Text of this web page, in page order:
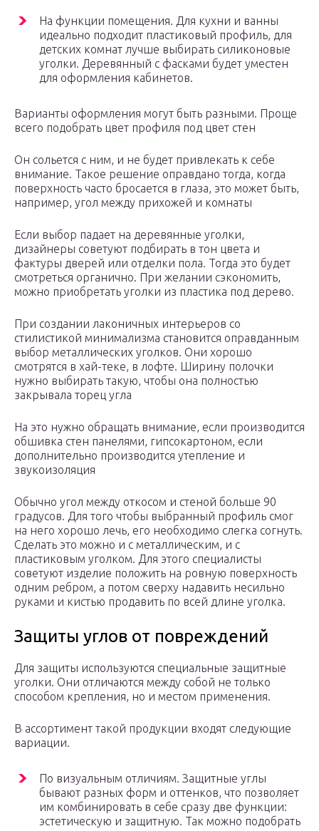
На функции помещения. Для кухни и ванны
идеально подходит пластиковый профиль, для
детских комнат лучше выбирать силиконовые
уголки. Деревянный с фасками будет уместен
для оформления кабинетов.
Варианты оформления могут быть разными. Проще
всего подобрать цвет профиля под цвет стен
Он сольется с ним, и не будет привлекать к себе
внимание. Такое решение оправдано тогда, когда
поверхность часто бросается в глаза, это может быть,
например, угол между прихожей и комнаты
Если выбор падает на деревянные уголки,
дизайнеры советуют подбирать в тон цвета и
фактуры дверей или отделки пола. Тогда это будет
смотреться органично. При желании сэкономить,
можно приобретать уголки из пластика под дерево.
При создании лаконичных интерьеров со
стилистикой минимализма становится оправданным
выбор металлических уголков. Они хорошо
смотрятся в хай-теке, в лофте. Ширину полочки
нужно выбирать такую, чтобы она полностью
закрывала торец угла
На это нужно обращать внимание, если производится
обшивка стен панелями, гипсокартоном, если
дополнительно производится утепление и
звукоизоляция
Обычно угол между откосом и стеной больше 90
градусов. Для того чтобы выбранный профиль смог
на него хорошо лечь, его необходимо слегка согнуть.
Сделать это можно и с металлическим, и с
пластиковым уголком. Для этого специалисты
советуют изделие положить на ровную поверхность
одним ребром, а потом сверху надавить несильно
руками и кистью продавить по всей длине уголка.
Защиты углов от повреждений
Для защиты используются специальные защитные
уголки. Они отличаются между собой не только
способом крепления, но и местом применения.
В ассортимент такой продукции входят следующие
вариации.
По визуальным отличиям. Защитные углы
бывают разных форм и оттенков, что позволяет
им комбинировать в себе сразу две функции:
эстетическую и защитную. Так можно подобрать